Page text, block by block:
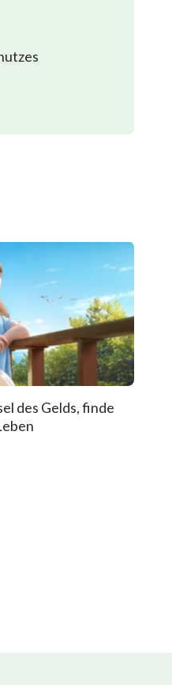
des Gelds, finde